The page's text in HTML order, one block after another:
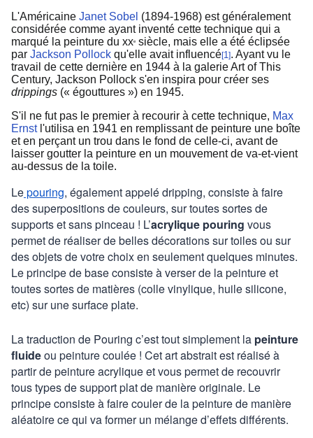
L'Américaine Janet Sobel (1894-1968) est généralement
considérée comme ayant inventé cette technique qui a
marqué la peinture du xxe siècle, mais elle a été éclipsée
par Jackson Pollock qu'elle avait influencé[1]. Ayant vu le
travail de cette dernière en 1944 à la galerie Art of This
Century, Jackson Pollock s'en inspira pour créer ses
drippings (« égouttures ») en 1945.
S'il ne fut pas le premier à recourir à cette technique, Max
Ernstl'utilisa en 1941 en remplissant de peinture une boîte
et en perçant un trou dans le fond de celle-ci, avant de
laisser goutter la peinture en un mouvement de va-et-vient
au-dessus de la toile.
Lepouring, également appelé dripping, consiste à faire
des superpositions de couleurs, sur toutes sortes de
supports et sans pinceau ! L’acrylique pouring vous
permet de réaliser de belles décorations sur toiles ou sur
des objets de votre choix en seulement quelques minutes.
Le principe de base consiste à verser de la peinture et
toutes sortes de matières (colle vinylique, huile silicone,
etc) sur une surface plate.
La traduction de Pouring c’est tout simplement la peinture
fluideou peinture coulée ! Cet art abstrait est réalisé à
partir de peinture acrylique et vous permet de recouvrir
tous types de support plat de manière originale. Le
principe consiste à faire couler de la peinture de manière
aléatoire ce qui va former un mélange d’effets différents.